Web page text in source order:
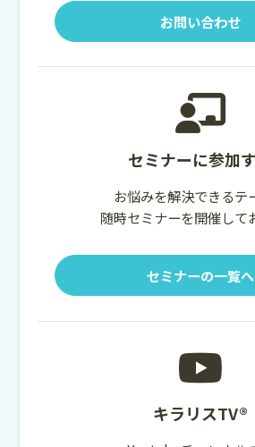
お問い合わせ
セミナーに参加
お悩みを解決できるテ
随時セミナーを開催して
セミナーの一覧へ
キラリスTV®